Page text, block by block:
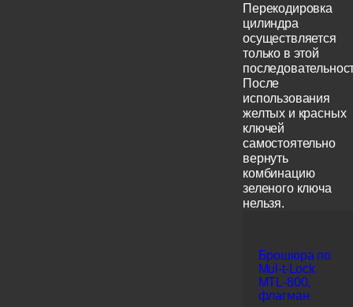
Перекодировка
цилиндра
осуществляется
только в этой
После
использования
желтых и красных
ключей
самостоятельно
вернуть
комбинацию
зеленого ключа
нельзя.
Брошюра по
Mul-t-Lock
MTL-800,
флагман